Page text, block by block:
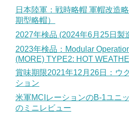
日本陸軍：戦時略帽 軍帽改造
期型略帽）
2027年検品 (2024年6月25日製
2023年検品：Modular
(MORE) TYPE2: HOT
賞味期限2021年12月26日：ウ
ション
米軍MCIレーションのB-1ユニ
のミニレビュー